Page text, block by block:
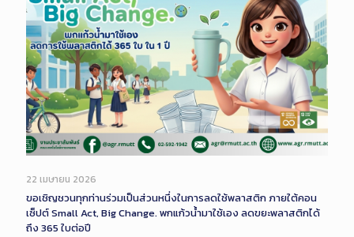
22 เมษายน 2026
ขอเชิญชวนทุกท่านร่วมเป็นส่วนหนึ่งในการลดใช้พลาสติก ภายใต้คอน
เซ็ปต์ Small Act, Big Change. พกแก้วน้ำมาใช้เอง ลดขยะพลาสติกได้
ถึง 365 ใบต่อปี